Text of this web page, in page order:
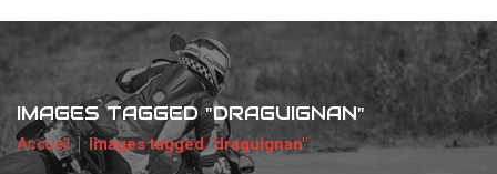
RÉSULTATS
PHOTOS / WEB TV
PARTENAIRES
IMAGES TAGGED "DRAGUIGNAN"
Accueil Images tagged "draguignan"